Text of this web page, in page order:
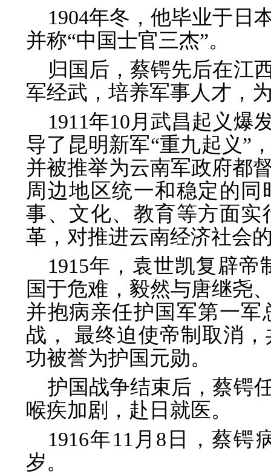
1904年冬，他毕业于日
并称“中国士官三杰”。
归国后，蔡锷先后在江
军经武，培养军事人才，
1911年10月武昌起义爆
导了昆明新军“重九起义”
并被推举为云南军政府都
周边地区统一和稳定的
事、文化、教育等方面
革，对推进云南经济社会
1915年，袁世凯复辟
国于危难，毅然与唐继尧
并抱病亲任护国军第一
战， 最终迫使帝制取消
功被誉为护国元勋。
护国战争结束后，蔡锷
喉疾加剧，赴日就医。
1916年11月8日，蔡锷
岁。